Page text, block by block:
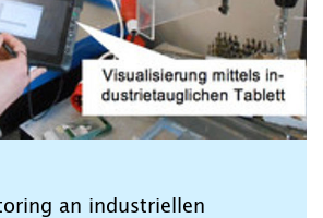
an industriellen